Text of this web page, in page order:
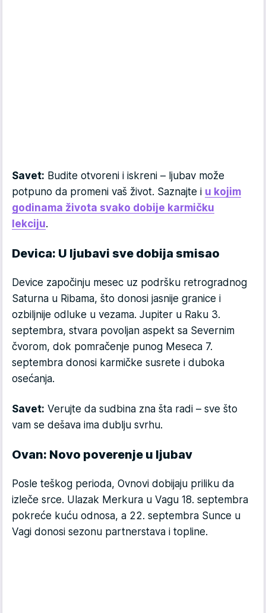
Savet: Budite otvoreni i iskreni – ljubav može
potpuno da promeni vaš život. Saznajte i u kojim
godinama života svako dobije karmičku
lekciju.
Devica: U ljubavi sve dobija smisao
Device započinju mesec uz podršku retrogradnog
Saturna u Ribama, što donosi jasnije granice i
ozbiljnije odluke u vezama. Jupiter u Raku 3.
septembra, stvara povoljan aspekt sa Severnim
čvorom, dok pomračenje punog Meseca 7.
septembra donosi karmičke susrete i duboka
osećanja.
Savet: Verujte da sudbina zna šta radi – sve što
vam se dešava ima dublju svrhu.
Ovan: Novo poverenje u ljubav
Posle teškog perioda, Ovnovi dobijaju priliku da
izleče srce. Ulazak Merkura u Vagu 18. septembra
pokreće kuću odnosa, a 22. septembra Sunce u
Vagi donosi sezonu partnerstava i topline.